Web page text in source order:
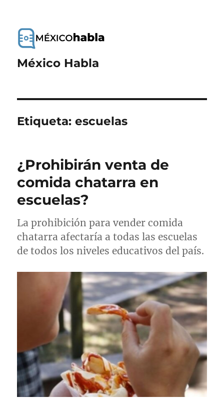
México Habla
Etiqueta:escuelas
¿Prohibirán venta de
comida chatarra en
escuelas?
La prohibición para vender comida
chatarra afectaría a todas las escuelas
de todos los niveles educativos del país.